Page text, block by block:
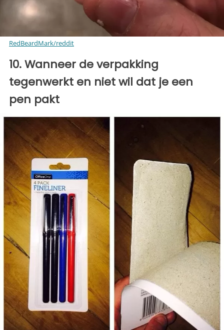
RedBeardMark/reddit
10. Wanneer de verpakking
tegenwerkt en niet wil dat je een
pen pakt